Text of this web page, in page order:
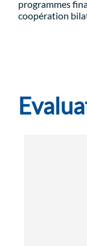
programmes
coopération
La